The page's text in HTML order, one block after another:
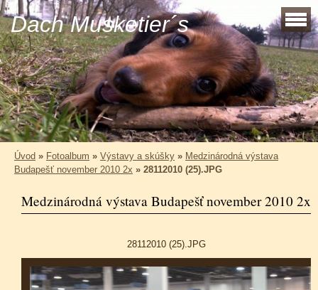
Dach Musketier´s
Úvod » Fotoalbum » Výstavy a skúšky » Medzinárodná výstava
Budapešť november 2010 2x » 28112010 (25).JPG
Medzinárodná výstava Budapešť november 2010 2x
28112010 (25).JPG